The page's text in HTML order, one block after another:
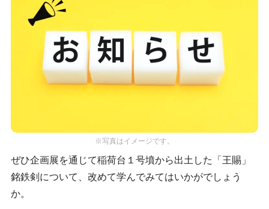
※写真はイメージです。
ぜひ企画展を通じて稲荷台１号墳から出土した「王賜」
銘鉄剣について、改めて学んでみてはいかがでしょう
か。